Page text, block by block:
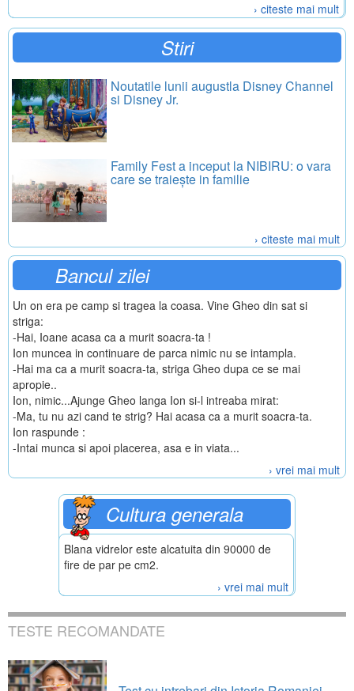
› citeste mai mult
Stiri
Noutatile lunii augustla Disney Channel
si Disney Jr.
Family Fest a inceput la NIBIRU: o vara
care se traiește in familie
› citeste mai mult
Bancul zilei
Un on era pe camp si tragea la coasa. Vine Gheo din sat si
striga:
-Hai, Ioane acasa ca a murit soacra-ta !
Ion muncea in continuare de parca nimic nu se intampla.
-Hai ma ca a murit soacra-ta, striga Gheo dupa ce se mai
apropie..
Ion, nimic...Ajunge Gheo langa Ion si-l intreaba mirat:
-Ma, tu nu azi cand te strig? Hai acasa ca a murit soacra-ta.
Ion raspunde :
-Intai munca si apoi placerea, asa e in viata...
› vrei mai mult
Cultura generala
Blana vidrelor este alcatuita din 90000 de
fire de par pe cm2.
› vrei mai mult
TESTE RECOMANDATE